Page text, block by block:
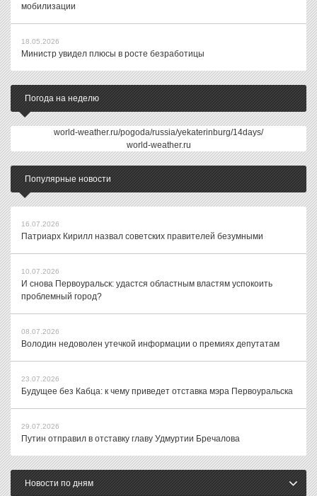
мобилизации
18.05.2026
Министр увидел плюсы в росте безработицы
Погода на неделю
world-weather.ru/pogoda/russia/yekaterinburg/14days/
world-weather.ru
Популярные новости
16.07.2026
Патриарх Кирилл назвал советских правителей безумными
10.07.2026
И снова Первоуральск: удастся областным властям успокоить
проблемный город?
08.07.2026
Володин недоволен утечкой информации о премиях депутатам
23.07.2026
Будущее без Кабца: к чему приведет отставка мэра Первоуральска
29.07.2026
Путин отправил в отставку главу Удмуртии Бречалова
Новости по дням